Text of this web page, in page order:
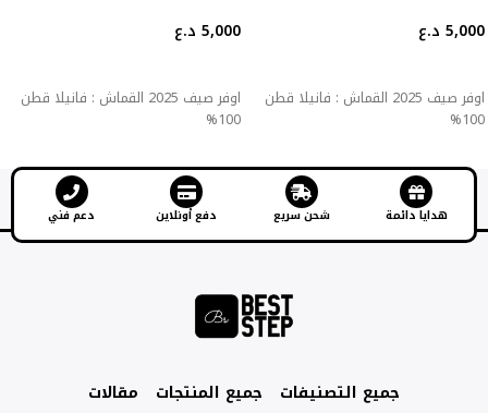
5,000 د.ع
اوفر صيف 2025 القماش : فانيلا قطن
100%
5,000 د.ع
اوفر صيف 2025 القماش : فانيلا قطن
100%
هدايا دائمة شحن سريع دفع أونلاين دعم فني
جميع التصنيفات جميع المنتجات مقالات